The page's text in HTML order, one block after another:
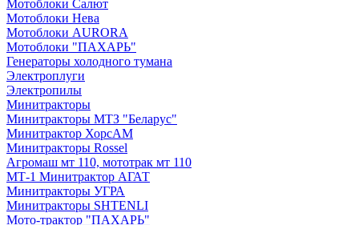
Мотоблоки Салют
Мотоблоки Нева
Мотоблоки AURORA
Мотоблоки "ПАХАРЬ"
Генераторы холодного тумана
Электроплуги
Электропилы
Минитракторы
Минитракторы МТЗ "Беларус"
Минитрактор ХорсАМ
Минитракторы Rossel
Агромаш мт 110, мототрак мт 110
МТ-1 Минитрактор АГАТ
Минитракторы УГРА
Минитракторы SHTENLI
Мото-трактор "ПАХАРЬ"